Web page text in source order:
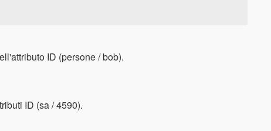
ID (persone / bob).
ID (sa / 4590).